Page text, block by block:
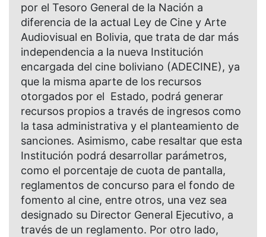
por el Tesoro General de la Nación a
diferencia de la actual Ley de Cine y Arte
Audiovisual en Bolivia, que trata de dar más
independencia a la nueva Institución
encargada del cine boliviano (ADECINE), ya
que la misma aparte de los recursos
otorgados por el Estado, podrá generar
recursos propios a través de ingresos como
la tasa administrativa y el planteamiento de
sanciones. Asimismo, cabe resaltar que esta
Institución podrá desarrollar parámetros,
como el porcentaje de cuota de pantalla,
reglamentos de concurso para el fondo de
fomento al cine, entre otros, una vez sea
designado su Director General Ejecutivo, a
través de un reglamento. Por otro lado,